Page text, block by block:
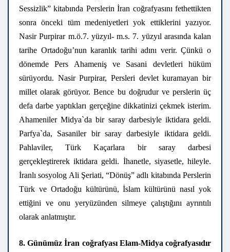
Sessizlik” kitabında Perslerin İran coğrafyasını fethettikten
sonra önceki tüm medeniyetleri yok ettiklerini yazıyor.
Nasir Purpirar m.ö.7. yüzyıl- m.s. 7. yüzyıl arasında kalan
tarihe Ortadoğu’nun karanlık tarihi adını verir. Çünkü o
dönemde Pers Ahameniş ve Sasani devletleri hüküm
sürüyordu. Nasir Purpirar, Persleri devlet kuramayan bir
millet olarak görüyor. Bence bu doğrudur ve perslerin üç
defa darbe yaptıkları gerçeğine dikkatinizi çekmek isterim.
Ahameniler Midya`da bir saray darbesiyle iktidara geldi.
Parfya`da, Sasaniler bir saray darbesiyle iktidara geldi.
Pahlaviler, Türk Kaçarlara bir saray darbesi
gerçekleştirerek iktidara geldi. İhanetle, siyasetle, hileyle.
İranlı sosyolog Ali Şeriati, “Dönüş” adlı kitabında Perslerin
Türk ve Ortadoğu kültürünü, İslam kültürünü nasıl yok
ettiğini ve onu yeryüzünden silmeye çalıştığını ayrıntılı
olarak anlatmıştır.
8. Günümüz İran coğrafyası Elam-Midya coğrafyasıdır